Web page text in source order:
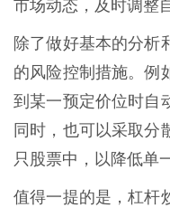
市场动态，及时调整
除了做好基本的分析
的风险控制措施。例
到某一预定价位时自
同时，也可以采取分
只股票中，以降低单
值得一提的是，杠杆